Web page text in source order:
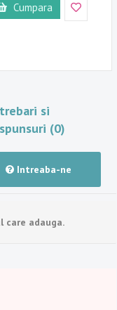
Cumpara
si
(0)
Intreaba-ne
care adauga.